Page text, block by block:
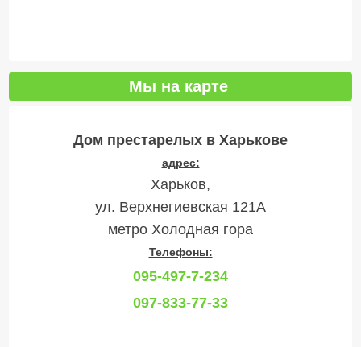
Мы на карте
Дом престарелых в Харькове
адрес:
Харьков,
ул. Верхнегиевская 121А
метро Холодная гора
Телефоны:
095-497-7-234
097-833-77-33